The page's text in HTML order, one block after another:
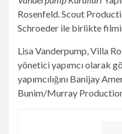
Rosenfeld. Scout
Schroeder ile birlikte filmin
Lisa Vanderpump, Villa
yönetici yapımcı olarak
yapımcılığını Banijay
Bunim/Murray